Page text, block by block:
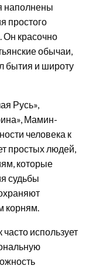
наполнены
простого
Он красочно
обычаи,
бытия и широту
Русь»,
Мамин-
человека к
простых людей,
которые
судьбы
корням.
использует